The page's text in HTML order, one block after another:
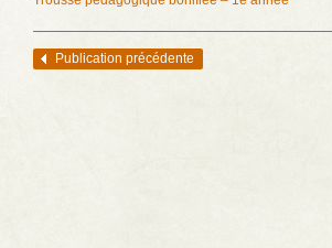
Navigation des articles
Publication précédente